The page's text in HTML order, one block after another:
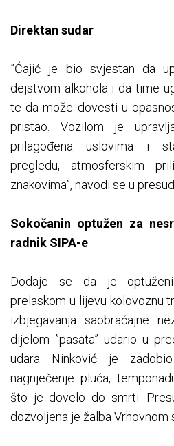
Direktan sudar
”Ćajić je bio svjestan da
dejstvom alkohola i da time
te da može dovesti u
pristao. Vozilom je
prilagođena uslovima i
pregledu, atmosferskim
znakovima”, navodi se u
Sokočanin optužen za
radnik SIPA-e
Dodaje se da je
prelaskom u lijevu kolovoznu
izbjegavanja saobraćajne
dijelom ”pasata” udario u
udara Ninković je
nagnječenje pluća,
što je dovelo do smrti.
dozvoljena je žalba Vrhovnom